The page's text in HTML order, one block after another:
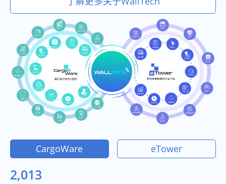
CargoWare eTower
2,013